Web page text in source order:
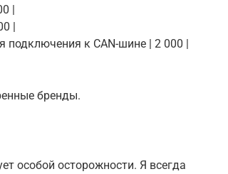
|
|
подключения к CAN-шине | 2 000 |
бренды.
особой осторожности. Я всегда